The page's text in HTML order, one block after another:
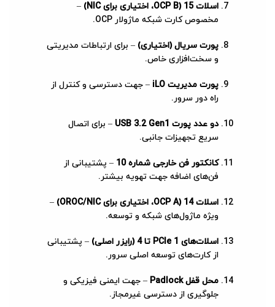
اسلات 15 (OCP B، اختیاری برای NIC)
–
مخصوص کارت شبکه ماژولار OCP.
پورت سریال (اختیاری) – برای ارتباطات مدیریتی
و سخت‌افزاری خاص.
پورت مدیریت iLO
– جهت دسترسی و کنترل از
راه دور سرور.
دو عدد پورت USB 3.2 Gen1
– برای اتصال
سریع تجهیزات جانبی.
کانکتور فن خارجی شماره 10
– پشتیبانی از
فن‌های اضافه جهت تهویه بیشتر.
اسلات 14 (OCP A، اختیاری برای OROC/NIC)
–
ویژه ماژول‌های شبکه و توسعه.
اسلات‌های PCIe 1 تا 4 (رایزر اصلی)
– پشتیبانی
از کارت‌های توسعه اصلی سرور.
محل قفل Padlock
– جهت ایمنی فیزیکی و
جلوگیری از دسترسی غیرمجاز.